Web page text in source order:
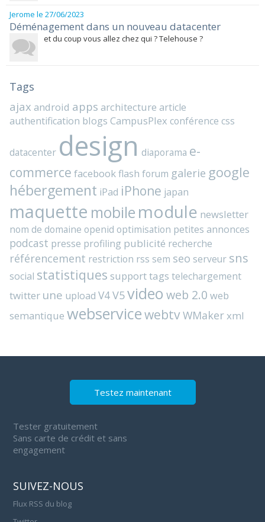
Jerome le 27/06/2023
Déménagement dans un nouveau datacenter
et du coup vous allez chez qui ? Telehouse ?
Tags
ajax android apps architecture article
authentification blogs CampusPlex conférence css
datacenter design diaporama e-
commerce facebookflash forum galerie google
hébergement iPad iPhone japan
maquette mobile module newsletter
nom de domaine openid optimisation petites annonces
podcast presse profiling publicité recherche
référencement restriction rss sem seo serveur sns
social statistiques supporttags telechargement
twitter une upload V4V5video web 2.0 web
semantique webservicewebtvWMakerxml
Testez maintenant
Tester gratuitement
Sans carte de crédit et sans
engagement
SUIVEZ-NOUS
Flux RSS du blog